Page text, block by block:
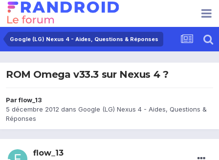
Google (LG) Nexus 4 - Aides, Questions & Réponses
ROM Omega v33.3 sur Nexus 4 ?
Parflow_13
5 décembre 2012 dans Google (LG) Nexus 4 - Aides, Questions &
Réponses
flow_13